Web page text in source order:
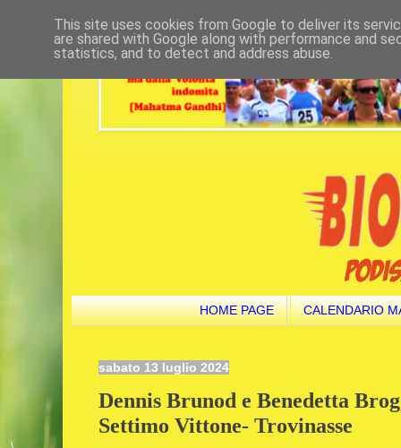
HOME PAGE CALENDARIO
sabato 13 luglio 2024
Dennis Brunod e Benedetta
Settimo Vittone- Trovinasse
This site uses cookies from Google to deliver its
are shared with Google along with performance and
statistics, and to detect and address abuse.